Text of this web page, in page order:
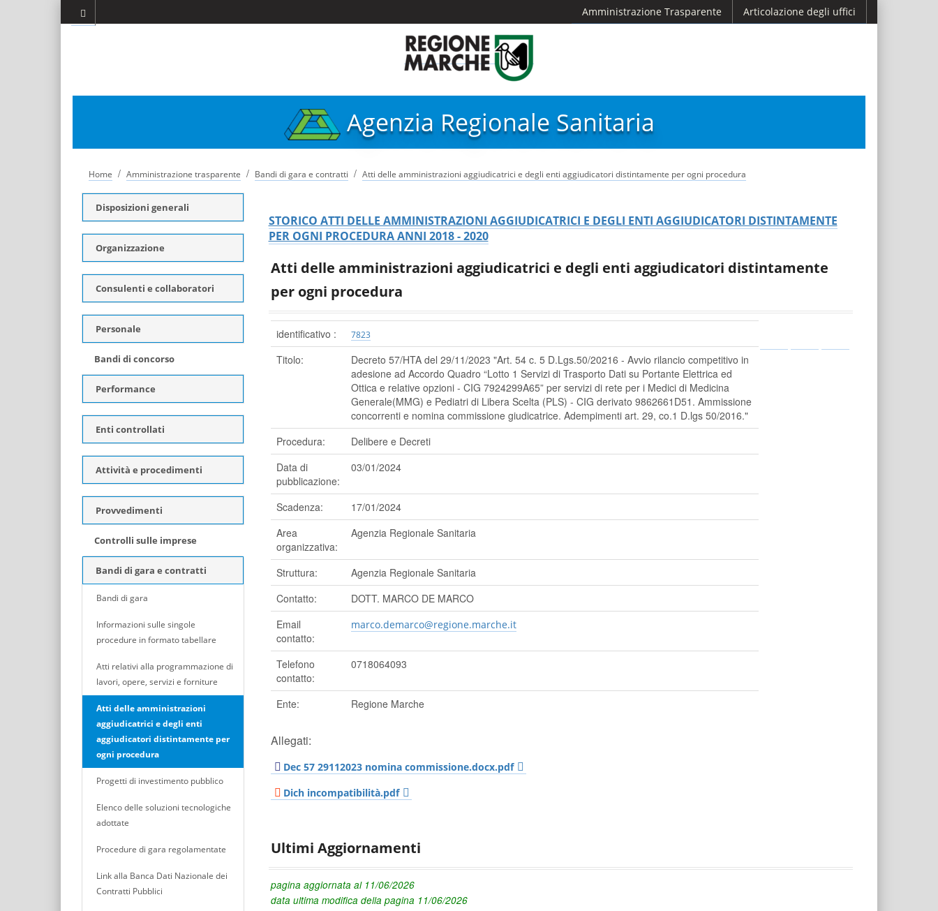
Articolazione degli uffici
Amministrazione Trasparente
Agenzia Regionale Sanitaria
Home / Amministrazione trasparente / Bandi di gara e contratti / Atti delle amministrazioni aggiudicatrici e degli enti aggiudicatori distintamente per ogni procedura
Disposizioni generali
Organizzazione
Consulenti e collaboratori
Personale
Bandi di concorso
Performance
Enti controllati
Attività e procedimenti
Provvedimenti
Controlli sulle imprese
Bandi di gara e contratti
Bandi di gara
Informazioni sulle singole
procedure in formato tabellare
Atti relativi alla programmazione di
lavori, opere, servizi e forniture
Atti delle amministrazioni
aggiudicatrici e degli enti
aggiudicatori distintamente per
ogni procedura
Progetti di investimento pubblico
Elenco delle soluzioni tecnologiche
adottate
Procedure di gara regolamentate
Link alla Banca Dati Nazionale dei
Contratti Pubblici
STORICO ATTI DELLE AMMINISTRAZIONI AGGIUDICATRICI E DEGLI ENTI AGGIUDICATORI DISTINTAMENTE
PER OGNI PROCEDURA ANNI 2018 - 2020
Atti delle amministrazioni aggiudicatrici e degli enti aggiudicatori distintamente
per ogni procedura
identificativo : 7823
Titolo:
Decreto 57/HTA del 29/11/2023 "Art. 54 c. 5 D.Lgs.50/20216 - Avvio rilancio competitivo in
adesione ad Accordo Quadro “Lotto 1 Servizi di Trasporto Dati su Portante Elettrica ed
Ottica e relative opzioni - CIG 7924299A65” per servizi di rete per i Medici di Medicina
Generale(MMG) e Pediatri di Libera Scelta (PLS) - CIG derivato 9862661D51. Ammissione
concorrenti e nomina commissione giudicatrice. Adempimenti art. 29, co.1 D.lgs 50/2016."
Procedura:
Delibere e Decreti
Data di
pubblicazione:
03/01/2024
Scadenza:
17/01/2024
Area
organizzativa:
Agenzia Regionale Sanitaria
Struttura:
Agenzia Regionale Sanitaria
Contatto:
DOTT. MARCO DE MARCO
Email
contatto:
marco.demarco@regione.marche.it
Telefono
contatto:
0718064093
Ente: Regione Marche
Allegati:
Dec 57 29112023 nomina commissione.docx.pdf
Dich incompatibilità.pdf
Ultimi Aggiornamenti
pagina aggiornata al 11/06/2026
data ultima modifica della pagina 11/06/2026